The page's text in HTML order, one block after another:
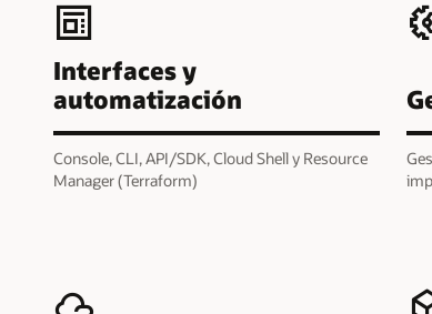
Interfaces y
automatización
Console, CLI, API/SDK, Cloud Shell y Resource
Manager (Terraform)